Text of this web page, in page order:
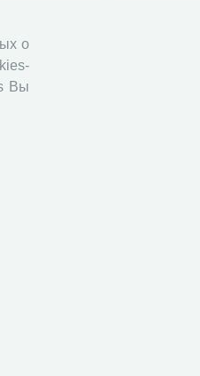
о
Вы